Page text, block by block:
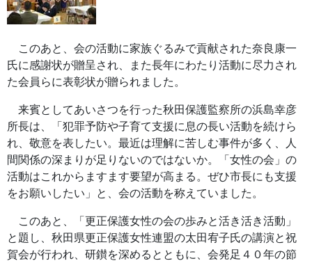
このあと、会の活動に家族ぐるみで貢献された奈良康一
氏に感謝状が贈呈され、また長年にわたり活動に尽力され
た会員らに表彰状が贈られました。
来賓としてあいさつを行った秋田保護監察所の浜島幸彦
所長は、「犯罪予防や子育て支援に息の長い活動を続けら
れ、敬意を表したい。最近は理解に苦しむ事件が多く、人
間関係の深まりが足りないのではないか。「女性の会」の
活動はこれからますます要望が高まる。ぜひ市長にも支援
をお願いしたい」と、会の活動を称えていました。
このあと、「更正保護女性の会の歩みと活き活き活動」
と題し、秋田県更正保護女性連盟の太田宥子氏の講演と祝
賀会が行われ、研鑚を深めるとともに、会発足４０年の節